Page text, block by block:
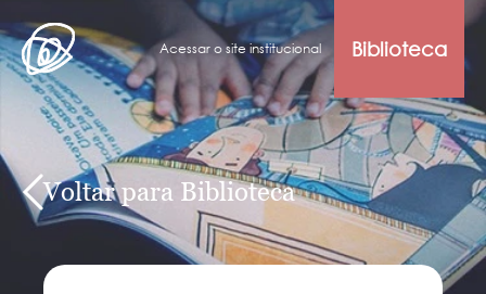
Acessar o site institucional Biblioteca
Voltar para Biblioteca